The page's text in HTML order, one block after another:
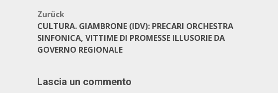
Beitragsnavigation
Zurück
CULTURA. GIAMBRONE (IDV): PRECARI ORCHESTRA
SINFONICA, VITTIME DI PROMESSE ILLUSORIE DA
GOVERNO REGIONALE
Lascia un commento